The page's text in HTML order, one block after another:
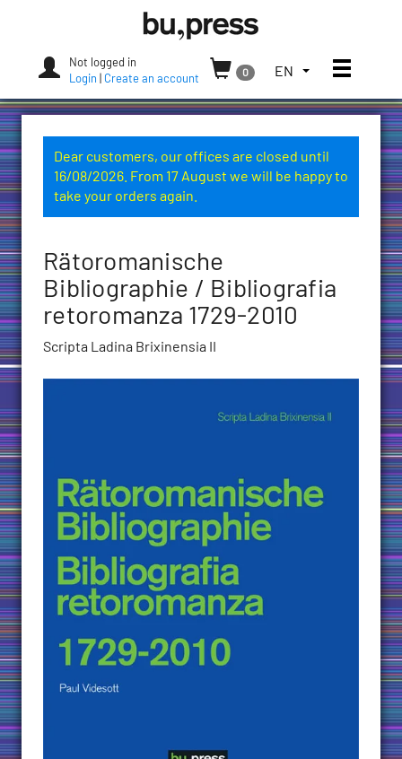
Press
Not logged in
Login
Create an account
0
TOGGLE
LANGUAGE
CURRENT
LANGUAGE:
EN Toggle
Dear customers, our offices are closed until
16/08/2026. From 17 August we will be happy to
take your orders again.
Rätoromanische
Bibliographie / Bibliografia
retoromanza 1729-2010
Scripta Ladina Brixinensia II